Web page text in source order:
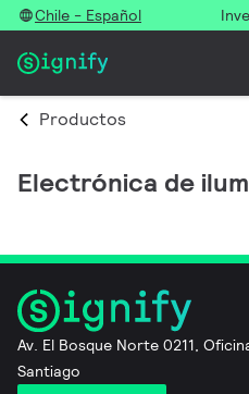
Chile - Español
Productos
Electrónica de
Av. El Bosque Norte 0211,
Santiago